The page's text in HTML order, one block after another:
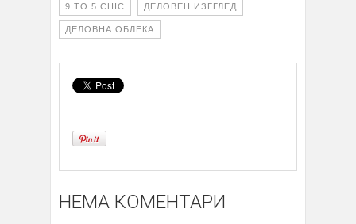
9 TO 5 CHIC ДЕЛОВЕН ИЗГГЛЕД
ДЕЛОВНА ОБЛЕКА
НЕМА КОМЕНТАРИ